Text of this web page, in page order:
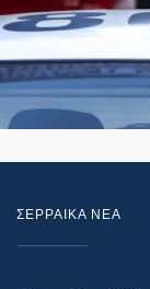
ΣΕΡΡΑΙΚΑ ΝΕΑ